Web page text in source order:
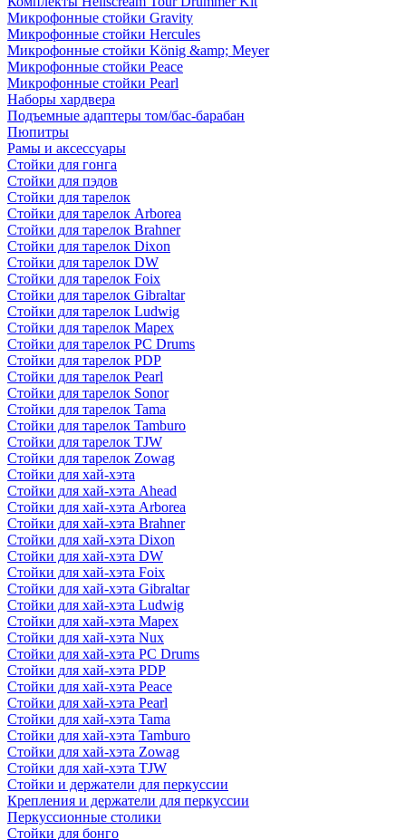
Микрофонные стойки Gravity
Микрофонные стойки Hercules
Микрофонные стойки König &amp; Meyer
Микрофонные стойки Peace
Микрофонные стойки Pearl
Наборы хардвера
Подъемные адаптеры том/бас-барабан
Пюпитры
Рамы и аксессуары
Стойки для гонга
Стойки для пэдов
Стойки для тарелок
Стойки для тарелок Arborea
Стойки для тарелок Brahner
Стойки для тарелок Dixon
Стойки для тарелок DW
Стойки для тарелок Foix
Стойки для тарелок Gibraltar
Стойки для тарелок Ludwig
Стойки для тарелок Mapex
Стойки для тарелок PC Drums
Стойки для тарелок PDP
Стойки для тарелок Pearl
Стойки для тарелок Sonor
Стойки для тарелок Tama
Стойки для тарелок Tamburo
Стойки для тарелок TJW
Стойки для тарелок Zowag
Стойки для хай-хэта
Стойки для хай-хэта Ahead
Стойки для хай-хэта Arborea
Стойки для хай-хэта Brahner
Стойки для хай-хэта Dixon
Стойки для хай-хэта DW
Стойки для хай-хэта Foix
Стойки для хай-хэта Gibraltar
Стойки для хай-хэта Ludwig
Стойки для хай-хэта Mapex
Стойки для хай-хэта Nux
Стойки для хай-хэта PC Drums
Стойки для хай-хэта PDP
Стойки для хай-хэта Peace
Стойки для хай-хэта Pearl
Стойки для хай-хэта Tama
Стойки для хай-хэта Tamburo
Стойки для хай-хэта Zowag
Стойки для хай-хэта TJW
Стойки и держатели для перкуссии
Крепления и держатели для перкуссии
Перкуссионные столики
Стойки для бонго